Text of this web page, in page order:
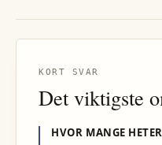
KORT SVAR
Det viktigste
HVOR MANGE